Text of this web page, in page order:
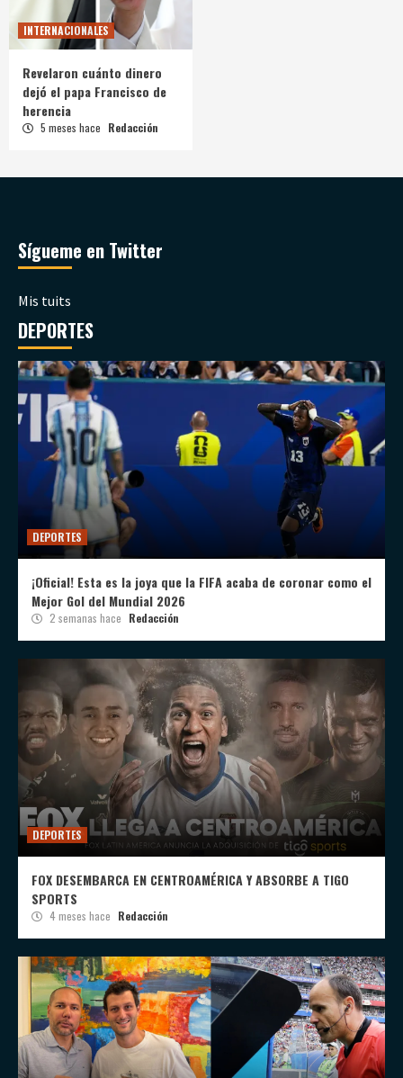
INTERNACIONALES
Revelaron cuánto dinero
dejó el papa Francisco de
herencia
5 meses hace Redacción
Sígueme en Twitter
Mis tuits
DEPORTES
DEPORTES
¡Oficial! Esta es la joya que la FIFA acaba de coronar como el
Mejor Gol del Mundial 2026
2 semanas hace Redacción
DEPORTES
FOX DESEMBARCA EN CENTROAMÉRICA Y ABSORBE A TIGO
SPORTS
4 meses hace Redacción